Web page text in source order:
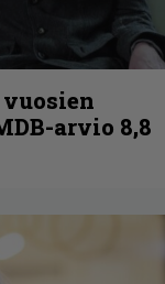
arvio 8,8